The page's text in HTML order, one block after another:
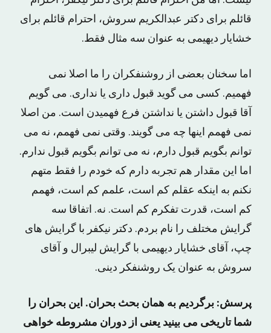
قائلم برای دکتر عبدالکریم سروش، احترام قائلم برای
خشایار دیهیمی به عنوان سه مثال فقط.
اما سخنان بعضی از روشنفکران را ما اصلا نمی
‌فهمیم. کسی می‌ گوید قبول داری یا نداری. می گویم
آقا قبول داشتن یا نداشتن فرع فهمیدن است. من اصلا
نمی فهمم اینها چه می گویند. وقتی نمی ‌فهمم، نه می‌
توانم بگویم قبول دارم، نه می‌ توانم بگویم قبول ندارم.
اما این مقدار هم تجربه دارم که خودم را فقط متهم
نکنم به اینکه عقلم کم است، علمم کم است، فهمم
کم است، قدرت تفکرم کم است. نه. اتفاقا سه
گرایش مختلف را نام بردم. دکتر نیکفر با گرایش ‌های
چپ، آقای خشایار دیهیمی با گرایش لیبرال و آقای
سروش به‌ عنوان یک روشنفکر دینی.
پرسش: برگردیم به همان بحث بحران. این بحران را
شما تاریخی می بینید یعنی از دوران مشروطه‌ خواهی